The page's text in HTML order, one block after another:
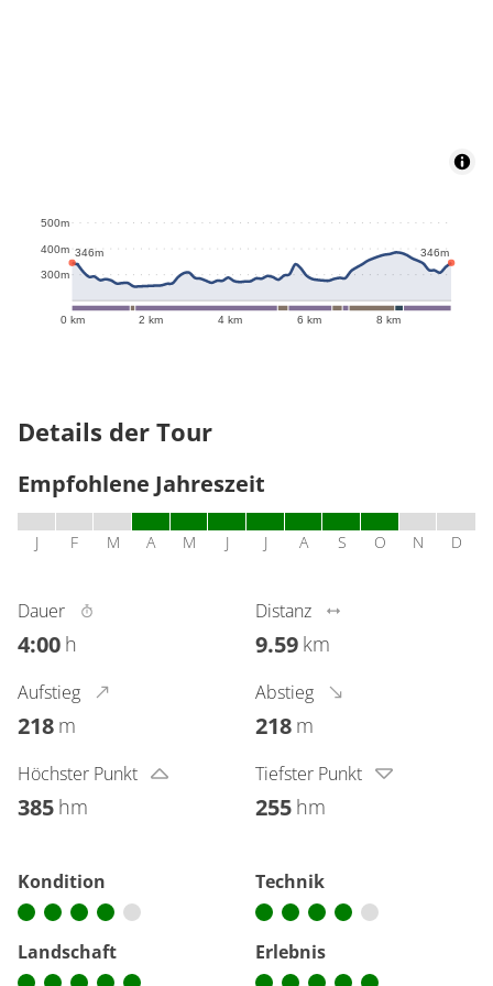
0 km 2 km 4 km 6 km 8 km
300m
400m
500m
346m 346m
Details der Tour
Empfohlene Jahreszeit
J F M A M J J A S O N D
Dauer
4:00 h
Distanz
9.59 km
Aufstieg
218 m
Abstieg
218 m
Höchster Punkt
385 hm
Tiefster Punkt
255 hm
Kondition Technik
Landschaft Erlebnis